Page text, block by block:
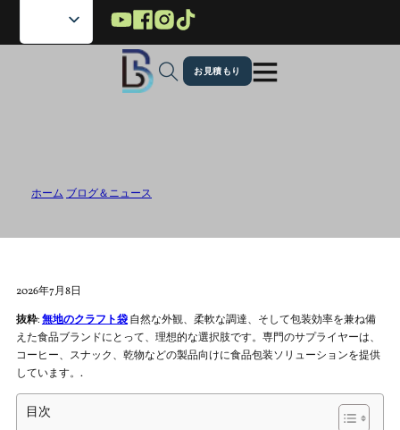
メインコンテンツへスキップ
フッターへスキップ
お見積もり
ホーム ブログ＆ニュース
2026年7月8日
抜粋:無地のクラフト袋自然な外観、柔軟な調達、そして包装効率を兼ね備
えた食品ブランドにとって、理想的な選択肢です。専門のサプライヤーは、
コーヒー、スナック、乾物などの製品向けに食品包装ソリューションを提供
しています。.
目次